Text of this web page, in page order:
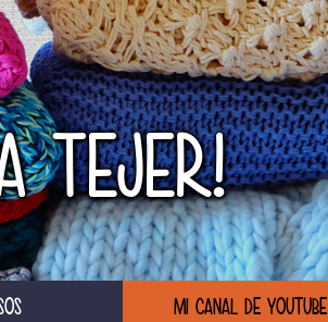
TEJER!
MI CANAL DE YOUTUBE